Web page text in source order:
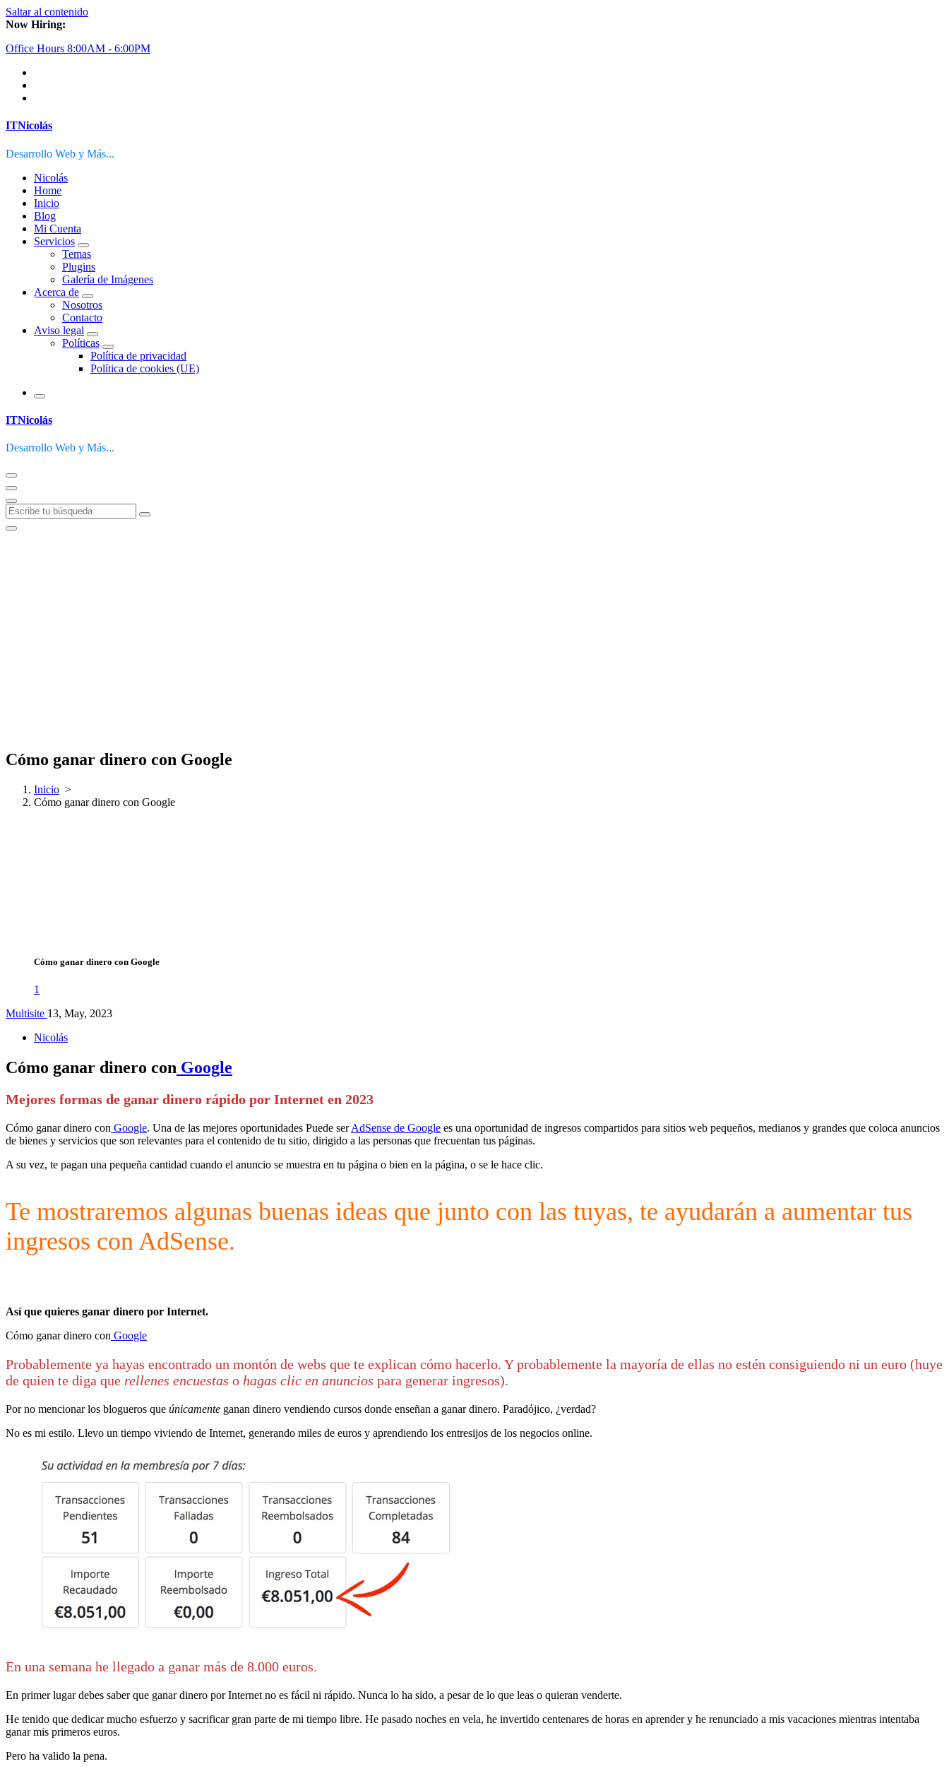
Saltar al contenido
Now Hiring:
Office Hours 8:00AM - 6:00PM
ITNicolás
Desarrollo Web y Más...
Nicolás
Home
Inicio
Blog
Mi Cuenta
Servicios
Temas
Plugins
Galería de Imágenes
Acerca de
Nosotros
Contacto
Aviso legal
Políticas
Política de privacidad
Política de cookies (UE)
ITNicolás
Desarrollo Web y Más...
Cómo ganar dinero con Google
Inicio >
Cómo ganar dinero con Google
Cómo ganar dinero con Google
1
Multisite 13, May, 2023
Nicolás
Cómo ganar dinero con Google
Mejores formas de ganar dinero rápido por Internet en 2023
Cómo ganar dinero con Google. Una de las mejores oportunidades Puede serAdSense de Google es una oportunidad de ingresos compartidos para sitios web pequeños, medianos y grandes que coloca anuncios
de bienes y servicios que son relevantes para el contenido de tu sitio, dirigido a las personas que frecuentan tus páginas.
A su vez, te pagan una pequeña cantidad cuando el anuncio se muestra en tu página o bien en la página, o se le hace clic.
Te mostraremos algunas buenas ideas que junto con las tuyas, te ayudarán a aumentar tus
ingresos con AdSense.
Así que quieres ganar dinero por Internet.
Cómo ganar dinero con Google
Probablemente ya hayas encontrado un montón de webs que te explican cómo hacerlo. Y probablemente la mayoría de ellas no estén consiguiendo ni un euro (huye
de quien te diga que rellenes encuestas o hagas clic en anuncios para generar ingresos).
Por no mencionar los blogueros que únicamente ganan dinero vendiendo cursos donde enseñan a ganar dinero. Paradójico, ¿verdad?
No es mi estilo. Llevo un tiempo viviendo de Internet, generando miles de euros y aprendiendo los entresijos de los negocios online.
En una semana he llegado a ganar más de 8.000 euros.
En primer lugar debes saber que ganar dinero por Internet no es fácil ni rápido. Nunca lo ha sido, a pesar de lo que leas o quieran venderte.
He tenido que dedicar mucho esfuerzo y sacrificar gran parte de mi tiempo libre. He pasado noches en vela, he invertido centenares de horas en aprender y he renunciado a mis vacaciones mientras intentaba
ganar mis primeros euros.
Pero ha valido la pena.